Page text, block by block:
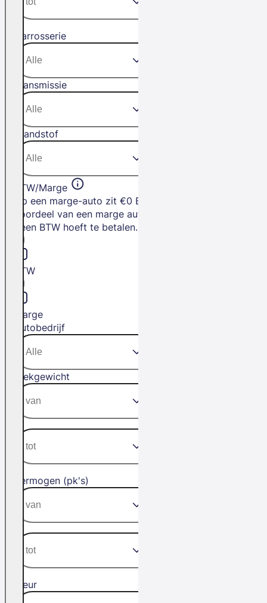
Carrosserie
Transmissie
Brandstof
BTW/Marge
Op een marge-auto zit €0 BTW. Het
voordeel van een marge auto is dat je
geen BTW hoeft te betalen.
BTW
Marge
Autobedrijf
Trekgewicht
Vermogen (pk's)
Kleur